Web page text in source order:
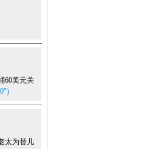
60美元关
太为替儿